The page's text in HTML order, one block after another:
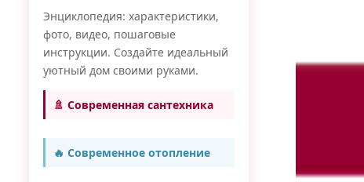
Энциклопедия: характеристики,
фото, видео, пошаговые
инструкции. Создайте идеальный
уютный дом своими руками.
🚿 Современная сантехника
🔥 Современное отопление